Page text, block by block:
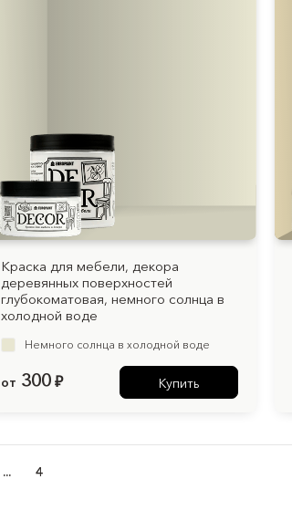
Краска для мебели, декора
деревянных поверхностей
глубокоматовая, немного солнца в
холодной воде
Немного солнца в холодной воде
от 300 ₽ Купить
... 4